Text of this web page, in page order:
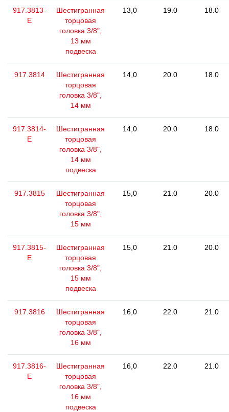
917.3813-
E
Шестигранная
торцовая
головка 3/8",
13 мм
подвеска
13,0 19.0 18.0
917.3814
Шестигранная
торцовая
головка 3/8",
14 мм
14,0 20.0 18.0
917.3814-
E
Шестигранная
торцовая
головка 3/8",
14 мм
подвеска
14,0 20.0 18.0
917.3815
Шестигранная
торцовая
головка 3/8",
15 мм
15,0 21.0 20.0
917.3815-
E
Шестигранная
торцовая
головка 3/8",
15 мм
подвеска
15,0 21.0 20.0
917.3816
Шестигранная
торцовая
головка 3/8",
16 мм
16,0 22.0 21.0
917.3816-
E
Шестигранная
торцовая
головка 3/8",
16 мм
подвеска
16,0 22.0 21.0